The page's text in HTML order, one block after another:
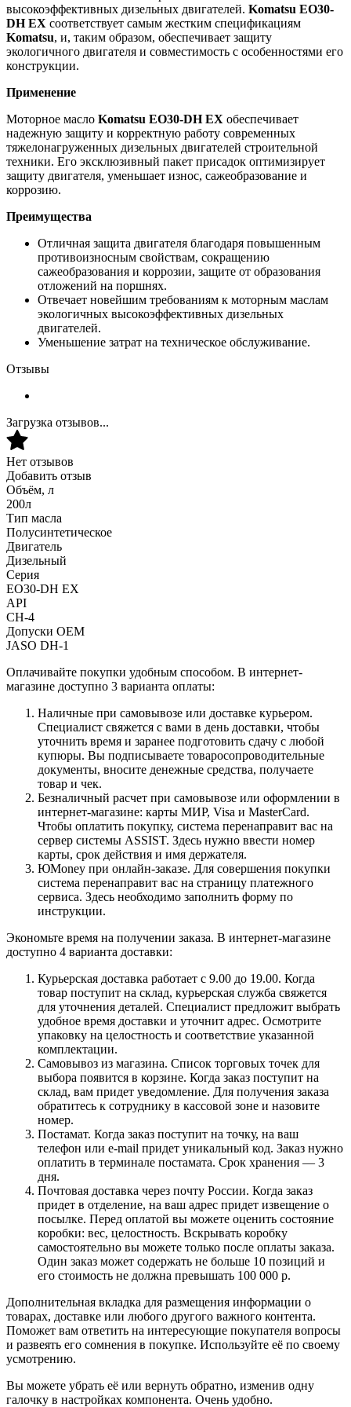
высокоэффективных дизельных двигателей. Komatsu EO30-
DH EX соответствует самым жестким спецификациям
Komatsu, и, таким образом, обеспечивает защиту
экологичного двигателя и совместимость с особенностями его
конструкции.
Применение
Моторное масло Komatsu EO30-DH EX обеспечивает
надежную защиту и корректную работу современных
тяжелонагруженных дизельных двигателей строительной
техники. Его эксклюзивный пакет присадок оптимизирует
защиту двигателя, уменьшает износ, сажеобразование и
коррозию.
Преимущества
Отличная защита двигателя благодаря повышенным
противоизносным свойствам, сокращению
сажеобразования и коррозии, защите от образования
отложений на поршнях.
Отвечает новейшим требованиям к моторным маслам
экологичных высокоэффективных дизельных
двигателей.
Уменьшение затрат на техническое обслуживание.
Отзывы
Загрузка отзывов...
Нет отзывов
Добавить отзыв
Объём, л
200л
Тип масла
Полусинтетическое
Двигатель
Дизельный
Серия
EO30-DH EX
API
CH-4
Допуски OEM
JASO DH-1
Оплачивайте покупки удобным способом. В интернет-
магазине доступно 3 варианта оплаты:
Наличные при самовывозе или доставке курьером.
Специалист свяжется с вами в день доставки, чтобы
уточнить время и заранее подготовить сдачу с любой
купюры. Вы подписываете товаросопроводительные
документы, вносите денежные средства, получаете
товар и чек.
Безналичный расчет при самовывозе или оформлении в
интернет-магазине: карты МИР, Visa и MasterCard.
Чтобы оплатить покупку, система перенаправит вас на
сервер системы ASSIST. Здесь нужно ввести номер
карты, срок действия и имя держателя.
ЮMoney при онлайн-заказе. Для совершения покупки
система перенаправит вас на страницу платежного
сервиса. Здесь необходимо заполнить форму по
инструкции.
Экономьте время на получении заказа. В интернет-магазине
доступно 4 варианта доставки:
Курьерская доставка работает с 9.00 до 19.00. Когда
товар поступит на склад, курьерская служба свяжется
для уточнения деталей. Специалист предложит выбрать
удобное время доставки и уточнит адрес. Осмотрите
упаковку на целостность и соответствие указанной
комплектации.
Самовывоз из магазина. Список торговых точек для
выбора появится в корзине. Когда заказ поступит на
склад, вам придет уведомление. Для получения заказа
обратитесь к сотруднику в кассовой зоне и назовите
номер.
Постамат. Когда заказ поступит на точку, на ваш
телефон или e-mail придет уникальный код. Заказ нужно
оплатить в терминале постамата. Срок хранения — 3
дня.
Почтовая доставка через почту России. Когда заказ
придет в отделение, на ваш адрес придет извещение о
посылке. Перед оплатой вы можете оценить состояние
коробки: вес, целостность. Вскрывать коробку
самостоятельно вы можете только после оплаты заказа.
Один заказ может содержать не больше 10 позиций и
его стоимость не должна превышать 100 000 р.
Дополнительная вкладка для размещения информации о
товарах, доставке или любого другого важного контента.
Поможет вам ответить на интересующие покупателя вопросы
и развеять его сомнения в покупке. Используйте её по своему
усмотрению.
Вы можете убрать её или вернуть обратно, изменив одну
галочку в настройках компонента. Очень удобно.